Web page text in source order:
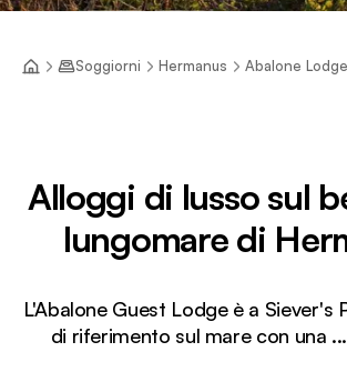
Soggiorni Hermanus Abalone Lodge
Alloggi di lusso sul
lungomare di
L'Abalone Guest Lodge è a Siever's
di riferimento sul mare con una ...